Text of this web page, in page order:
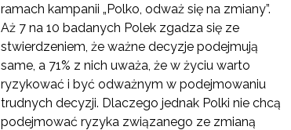
ramach kampanii „Polko, odważ się na zmiany”.
Aż 7 na 10 badanych Polek zgadza się ze
stwierdzeniem, że ważne decyzje podejmują
same, a 71% z nich uważa, że w życiu warto
ryzykować i być odważnym w podejmowaniu
trudnych decyzji. Dlaczego jednak Polki nie chcą
podejmować ryzyka związanego ze zmianą